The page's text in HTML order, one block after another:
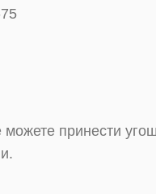
принести